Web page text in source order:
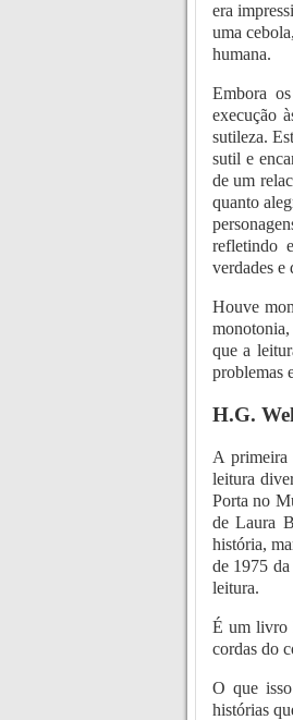
era
uma
humana.
Embora
execução
sutileza.
sutil e
de um
quanto
refletindo
verdades e
Houve
que a
problemas
H.G.
A primeira
leitura
Porta no
de Laura
história,
de 1975
leitura.
É um livro
cordas do
O que
histórias